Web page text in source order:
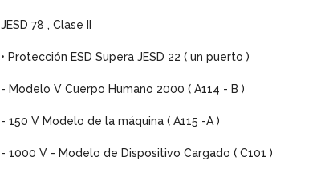
JESD 78 , Clase II
• Protección ESD Supera JESD 22 ( un puerto )
- Modelo V Cuerpo Humano 2000 ( A114 - B )
- 150 V Modelo de la máquina ( A115 -A )
- 1000 V - Modelo de Dispositivo Cargado ( C101 )